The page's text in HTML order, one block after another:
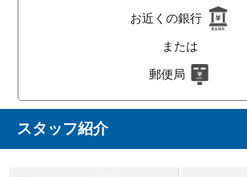
お近くの銀行
または
郵便局
スタッフ紹介